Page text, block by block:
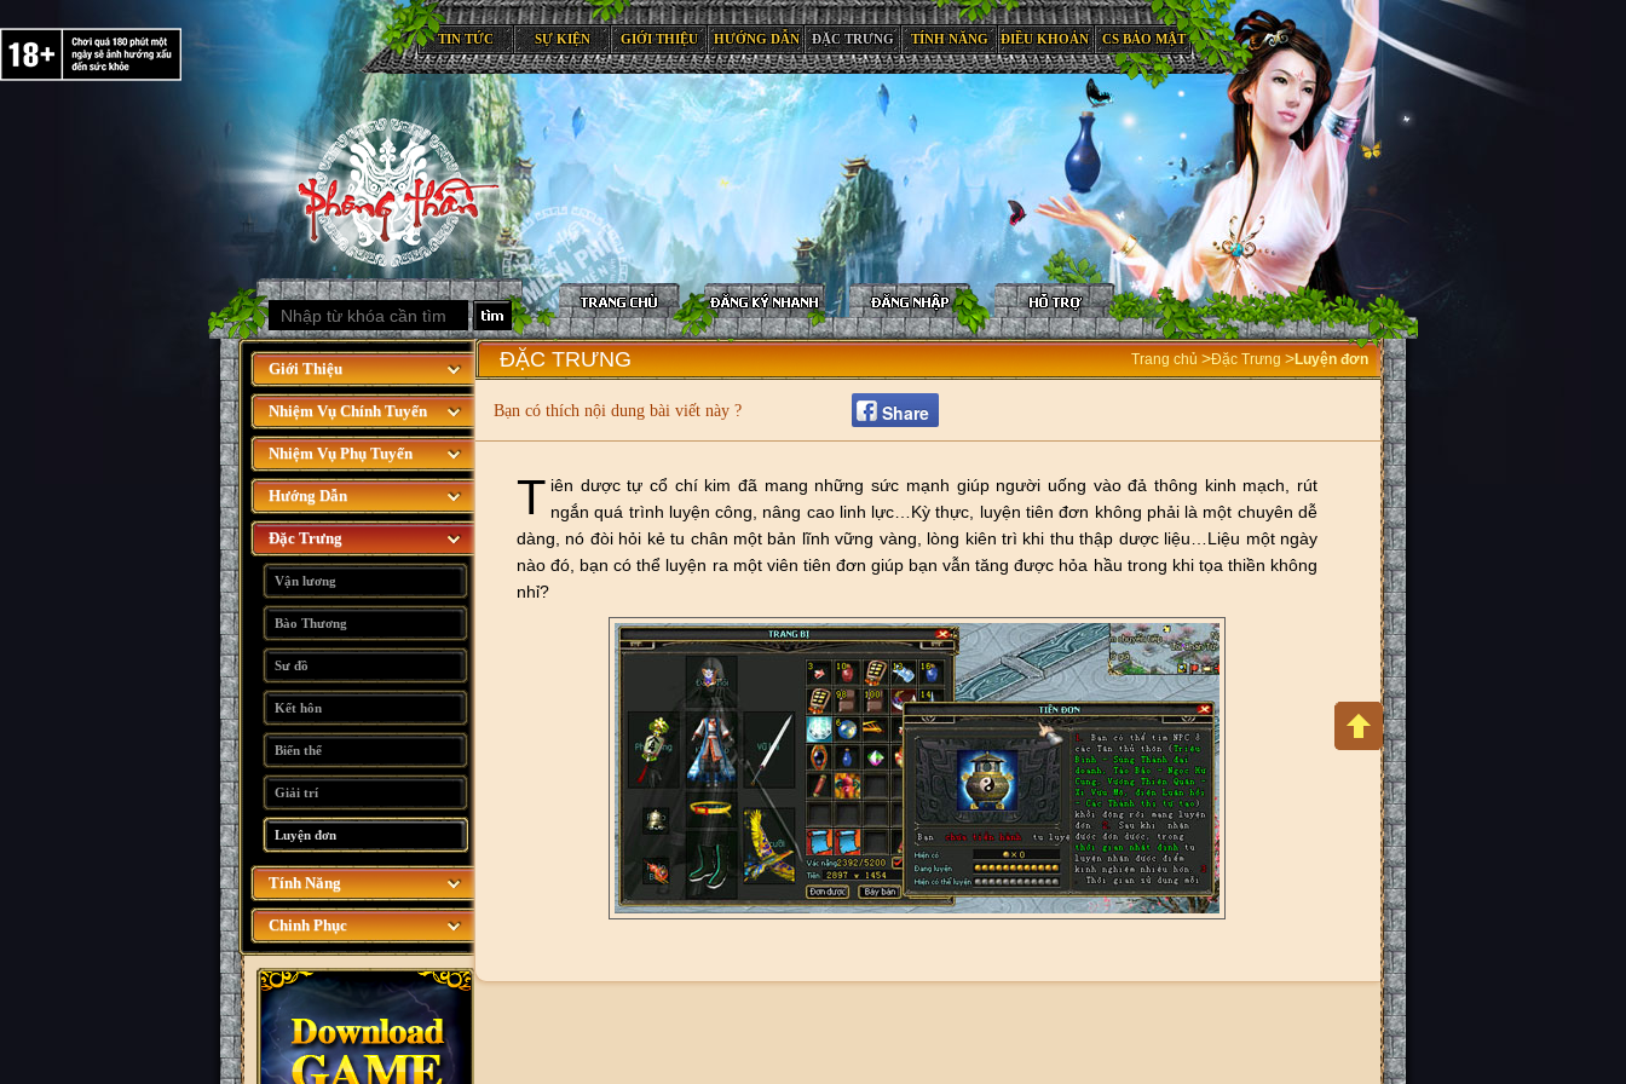
TIN TỨC SỰ KIỆN GIỚI THIỆU HƯỚNG DẪN ĐẶC TRƯNG TÍNH NĂNG ĐIỀU KHOẢN CS BẢO MẬT
Giới Thiệu
Nhiệm Vụ Chính Tuyến
Nhiệm Vụ Phụ Tuyến
Hướng Dẫn
Đặc Trưng
Vận lương
Bào Thương
Sư đồ
Kết hôn
Biến thể
Giải trí
Luyện đơn
Tính Năng
Chinh Phục
ĐẶC TRƯNG Trang chủ>Đặc Trưng >Luyện đơn
Bạn có thích nội dung bài viết này ? Share
T iên dược tự cổ chí kim đã mang những sức mạnh giúp người uống vào đả thông kinh mạch, rút
ngắn quá trình luyện công, nâng cao linh lực…Kỳ thực, luyện tiên đơn không phải là một chuyên dễ
dàng, nó đòi hỏi kẻ tu chân một bản lĩnh vững vàng, lòng kiên trì khi thu thập dược liệu…Liệu một ngày
nào đó, bạn có thể luyện ra một viên tiên đơn giúp bạn vẫn tăng được hỏa hầu trong khi tọa thiền không
nhỉ?